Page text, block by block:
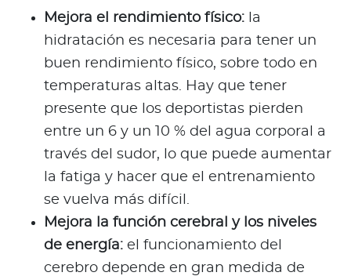
Mejora el rendimiento físico: la
hidratación es necesaria para tener un
buen rendimiento físico, sobre todo en
temperaturas altas. Hay que tener
presente que los deportistas pierden
entre un 6 y un 10 % del agua corporal a
través del sudor, lo que puede aumentar
la fatiga y hacer que el entrenamiento
se vuelva más difícil.
Mejora la función cerebral y los niveles
de energía: el funcionamiento del
cerebro depende en gran medida de